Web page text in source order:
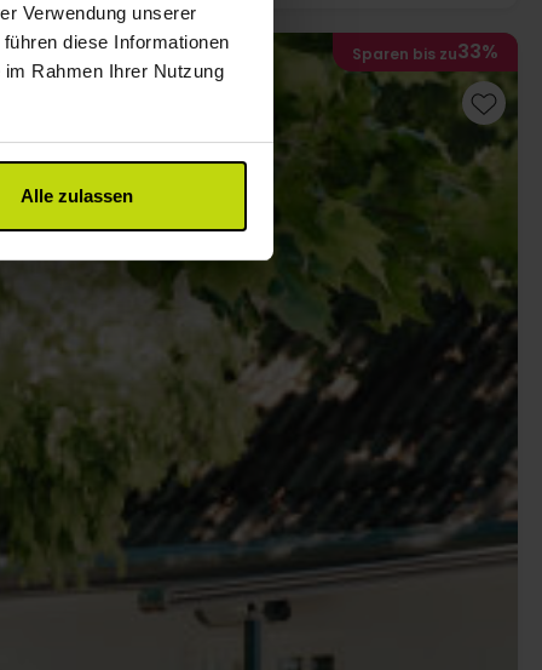
Verwendung unserer
diese Informationen
Rahmen Ihrer Nutzung
Alle zulassen
Sparen bis zu33%